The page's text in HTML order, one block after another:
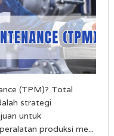
(TPM)? Total
strategi
untuk
produksi me...